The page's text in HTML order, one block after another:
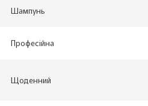
Шампунь
Професійна
Щоденний